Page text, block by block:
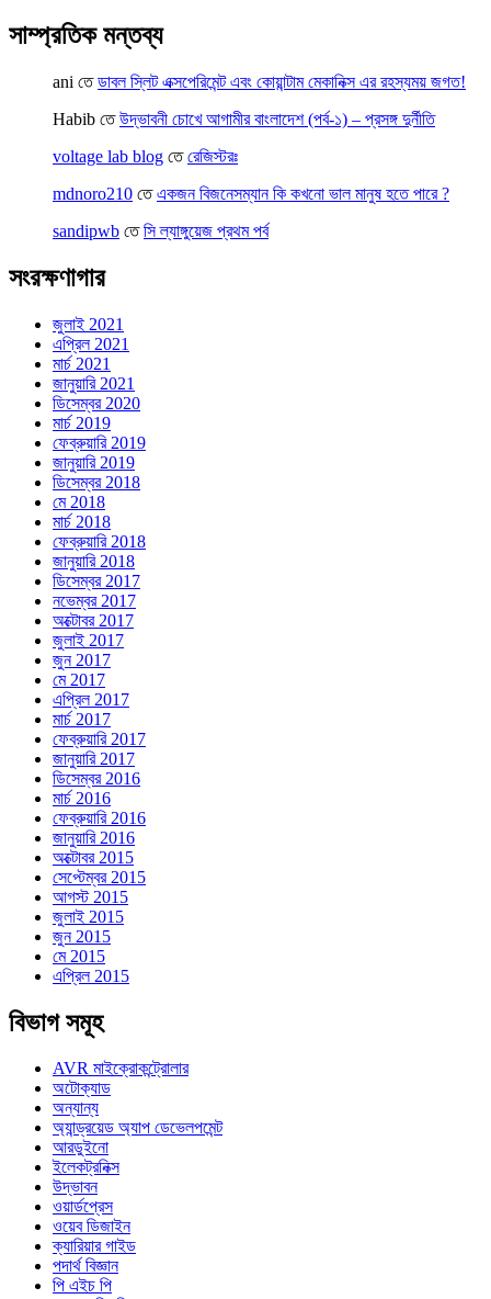
সাম্প্রতিক মন্তব্য
ani তেডাবল স্লিট এক্সপেরিমেন্ট এবং কোয়ান্টাম মেকানিক্স এর রহস্যময় জগত!
Habib তেউদ্ভাবনী চোখে আগামীর বাংলাদেশ (পর্ব-১) – প্রসঙ্গ দুর্নীতি
voltage lab blog তেরেজিস্টরঃ
mdnoro210 তেএকজন বিজনেসম্যান কি কখনো ভাল মানুষ হতে পারে ?
sandipwb তেসি ল্যাঙ্গুয়েজ প্রথম পর্ব
সংরক্ষণাগার
জুলাই 2021
এপ্রিল 2021
মার্চ 2021
জানুয়ারি 2021
ডিসেম্বর 2020
মার্চ 2019
ফেব্রুয়ারি 2019
জানুয়ারি 2019
ডিসেম্বর 2018
মে 2018
মার্চ 2018
ফেব্রুয়ারি 2018
জানুয়ারি 2018
ডিসেম্বর 2017
নভেম্বর 2017
অক্টোবর 2017
জুলাই 2017
জুন 2017
মে 2017
এপ্রিল 2017
মার্চ 2017
ফেব্রুয়ারি 2017
জানুয়ারি 2017
ডিসেম্বর 2016
মার্চ 2016
ফেব্রুয়ারি 2016
জানুয়ারি 2016
অক্টোবর 2015
সেপ্টেম্বর 2015
আগস্ট 2015
জুলাই 2015
জুন 2015
মে 2015
এপ্রিল 2015
বিভাগ সমূহ
AVR মাইক্রোকন্ট্রোলার
অটোক্যাড
অন্যান্য
অ্যান্ড্রয়েড অ্যাপ ডেভেলপমেন্ট
আরডুইনো
ইলেকট্রনিক্স
উদ্ভাবন
ওয়ার্ডপ্রেস
ওয়েব ডিজাইন
ক্যারিয়ার গাইড
পদার্থ বিজ্ঞান
পি এইচ পি